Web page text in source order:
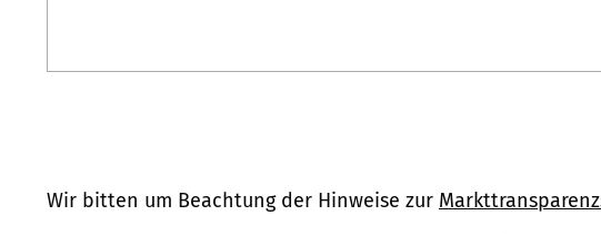
Wir bitten um Beachtung der Hinweise zur